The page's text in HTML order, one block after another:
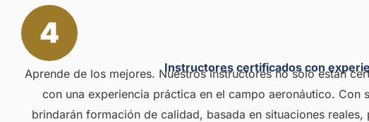
4
Instructores certificados con
Aprende de los mejores. Nuestros instructores no solo están
con una experiencia práctica en el campo aeronáutico. Con
brindarán formación de calidad, basada en situaciones